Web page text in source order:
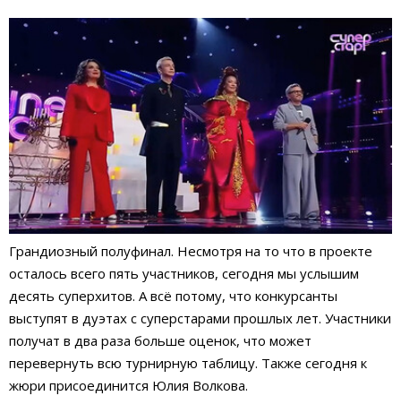
Грандиозный полуфинал. Несмотря на то что в проекте
осталось всего пять участников, сегодня мы услышим
десять суперхитов. А всё потому, что конкурсанты
выступят в дуэтах с суперстарами прошлых лет. Участники
получат в два раза больше оценок, что может
перевернуть всю турнирную таблицу. Также сегодня к
жюри присоединится Юлия Волкова.